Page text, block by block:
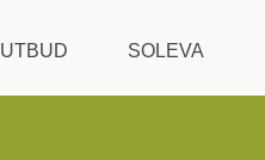
UTBUD SOLEVA